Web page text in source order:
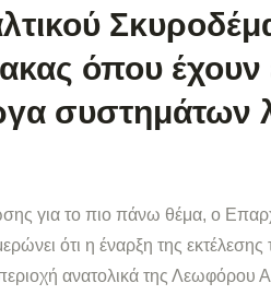
όπου έχουν
συστημάτων
για το πιο πάνω θέμα, ο
ότι η έναρξη της
ανατολικά της Λεωφόρου